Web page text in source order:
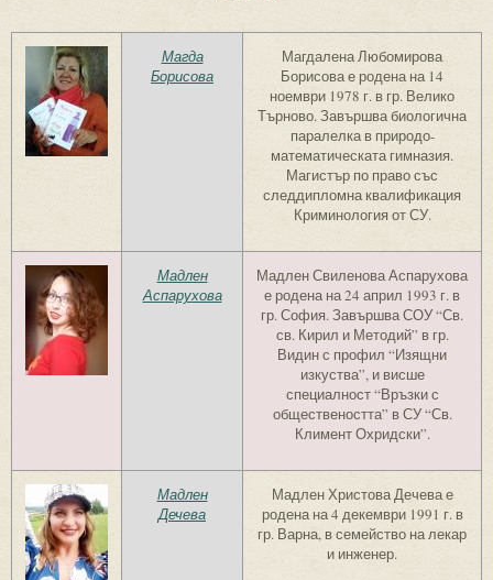
Магда
Борисова
Магдалена Любомирова
Борисова е родена на 14
ноември 1978 г. в гр. Велико
Търново. Завършва биологична
паралелка в природо-
математическата гимназия.
Магистър по право със
следдипломна квалификация
Криминология от СУ.
Мадлен
Аспарухова
Мадлен Свиленова Аспарухова
е родена на 24 април 1993 г. в
гр. София. Завършва СОУ “Св.
св. Кирил и Методий” в гр.
Видин с профил “Изящни
изкуства”, и висше
специалност “Връзки с
обществеността” в СУ “Св.
Климент Охридски”.
Мадлен
Дечева
Мадлен Христова Дечева е
родена на 4 декември 1991 г. в
гр. Варна, в семейство на лекар
и инженер.